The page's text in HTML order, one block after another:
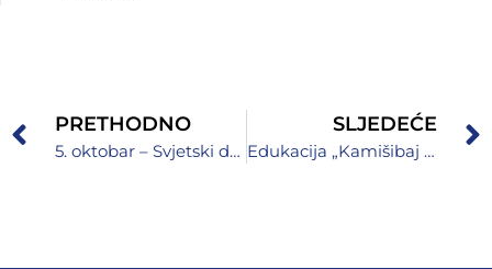
PRETHODNO
5. oktobar – Svjetski dan učitelja
SLJEDEĆE
Edukacija „Kamišibaj tehnika u odgojno-obrazovnom radu s djecom“